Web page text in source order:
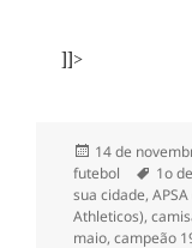
]]>
Publicado
em
14 de
futebol
Tags
1o
sua cidade,
Athleticos),
maio,campeão